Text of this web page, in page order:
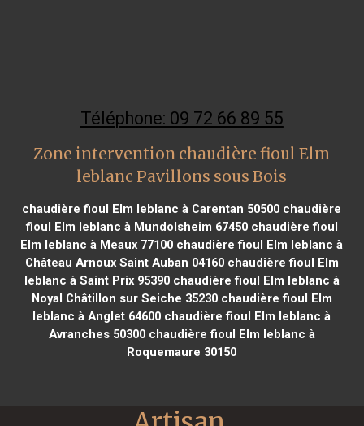
Téléphone: 09 72 66 89 55
Zone intervention chaudière fioul Elm
leblanc Pavillons sous Bois
chaudière fioul Elm leblanc à Carentan 50500 chaudière
fioul Elm leblanc à Mundolsheim 67450chaudière fioul
Elm leblanc à Meaux 77100 chaudière fioul Elm leblanc à
Château Arnoux Saint Auban 04160chaudière fioul Elm
leblanc à Saint Prix 95390chaudière fioul Elm leblanc à
Noyal Châtillon sur Seiche 35230chaudière fioul Elm
leblanc à Anglet 64600 chaudière fioul Elm leblanc à
Avranches 50300chaudière fioul Elm leblanc à
Roquemaure 30150